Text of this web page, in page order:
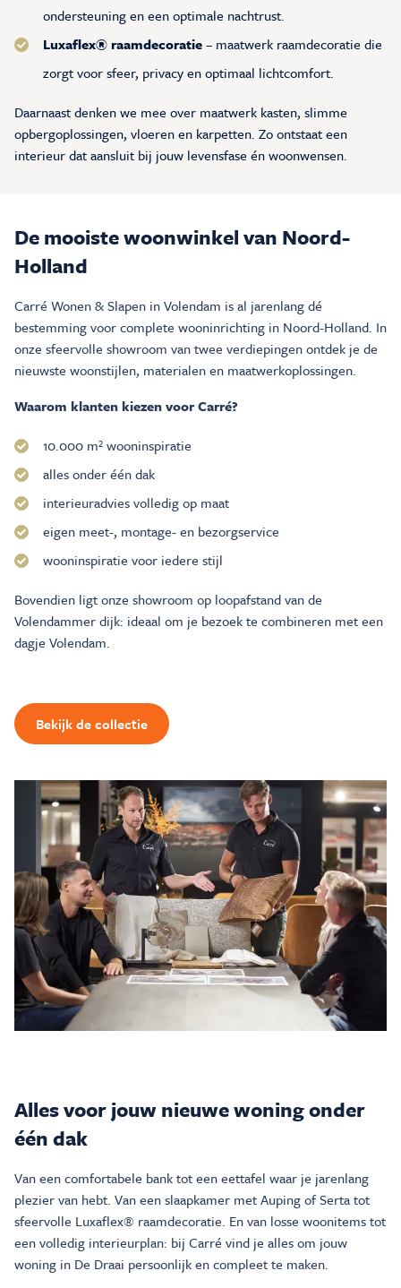
ondersteuning en een optimale nachtrust.
Luxaflex® raamdecoratie– maatwerk raamdecoratie die
zorgt voor sfeer, privacy en optimaal lichtcomfort.
Daarnaast denken we mee over maatwerk kasten, slimme
opbergoplossingen, vloeren en karpetten. Zo ontstaat een
interieur dat aansluit bij jouw levensfase én woonwensen.
De mooiste woonwinkel van Noord-
Holland
Carré Wonen & Slapen in Volendam is al jarenlang dé
bestemming voor complete wooninrichting in Noord-Holland. In
onze sfeervolle showroom van twee verdiepingen ontdek je de
nieuwste woonstijlen, materialen en maatwerkoplossingen.
Waarom klanten kiezen voor Carré?
10.000 m² wooninspiratie
alles onder één dak
interieuradvies volledig op maat
eigen meet-, montage- en bezorgservice
wooninspiratie voor iedere stijl
Bovendien ligt onze showroom op loopafstand van de
Volendammer dijk: ideaal om je bezoek te combineren met een
dagje Volendam.
Bekijk de collectie
Alles voor jouw nieuwe woning onder
één dak
Van een comfortabele bank tot een eettafel waar je jarenlang
plezier van hebt. Van een slaapkamer met Auping of Serta tot
sfeervolle Luxaflex® raamdecoratie. En van losse woonitems tot
een volledig interieurplan: bij Carré vind je alles om jouw
woning in De Draai persoonlijk en compleet te maken.